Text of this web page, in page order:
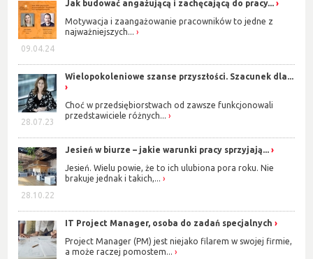
09.04.24
Jak budować angażującą i zachęcającą do pracy...
Motywacja i zaangażowanie pracowników to jedne z
najważniejszych...
28.07.23
Wielopokoleniowe szanse przyszłości. Szacunek dla...
Choć w przedsiębiorstwach od zawsze funkcjonowali
przedstawiciele różnych...
28.10.22
Jesień w biurze – jakie warunki pracy sprzyjają...
Jesień. Wielu powie, że to ich ulubiona pora roku. Nie
brakuje jednak i takich,...
IT Project Manager, osoba do zadań specjalnych
Project Manager (PM) jest niejako filarem w swojej firmie,
a może raczej pomostem...